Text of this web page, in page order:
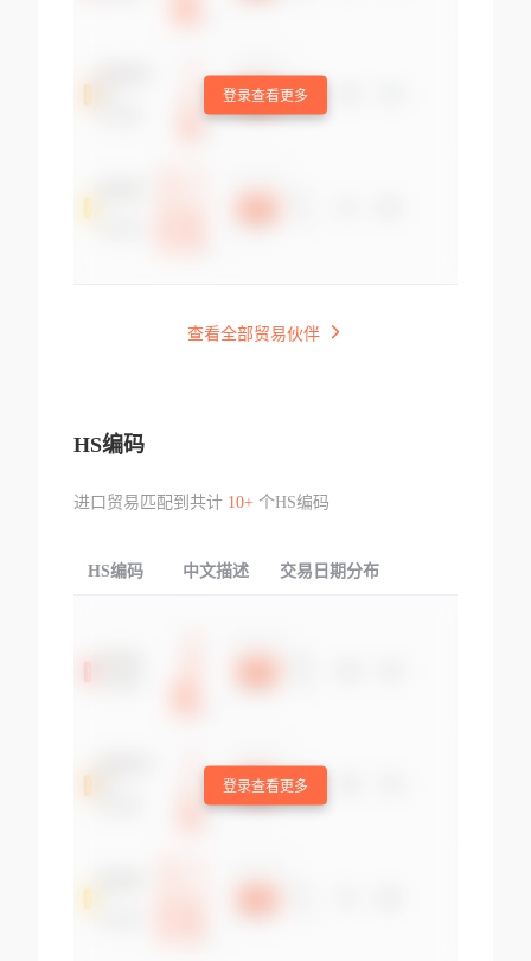
登录查看更多
查看全部贸易伙伴
HS编码
进口贸易匹配到共计 10+个HS编码
HS编码 中文描述 交易日期分布
登录查看更多